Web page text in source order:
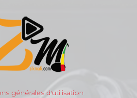
générales d'utilisation